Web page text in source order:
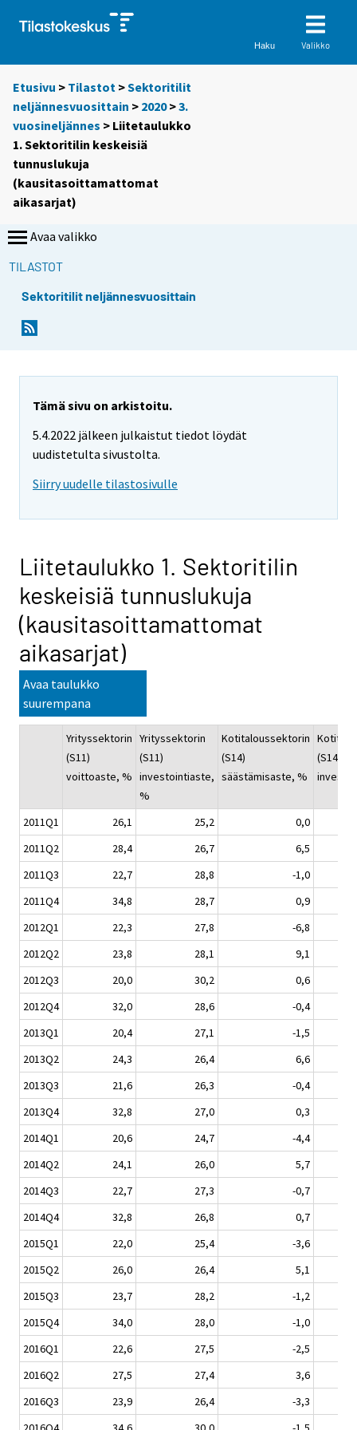
Haku Valikko
Etusivu > Tilastot >Sektoritilit
neljännesvuosittain > 2020>3.
vuosineljännes > Liitetaulukko
1. Sektoritilin keskeisiä
tunnuslukuja
(kausitasoittamattomat
aikasarjat)
Avaa valikko
TILASTOT
Sektoritilit neljännesvuosittain
Tämä sivu on arkistoitu.
5.4.2022 jälkeen julkaistut tiedot löydät
uudistetulta sivustolta.
Siirry uudelle tilastosivulle
Liitetaulukko 1. Sektoritilin
keskeisiä tunnuslukuja
(kausitasoittamattomat
aikasarjat)
Avaa taulukko
suurempana
Yrityssektorin
(S11)
voittoaste, %
Yrityssektorin
(S11)
investointiaste,
%
Kotitaloussektorin
(S14)
säästämisaste, %
(S14)
2011Q1 26,1 25,2
0,0
2011Q2
28,4 26,7
6,5
2011Q3
22,7 28,8
-1,0
2011Q4
34,8 28,7
0,9
2012Q1
22,3 27,8
-6,8
2012Q2
23,8 28,1
9,1
2012Q3
20,0 30,2
0,6
2012Q4
32,0 28,6
-0,4
2013Q1
20,4 27,1
-1,5
2013Q2
24,3 26,4
6,6
2013Q3
21,6 26,3
-0,4
2013Q4
32,8 27,0
0,3
2014Q1
20,6 24,7
-4,4
2014Q2
24,1 26,0
5,7
2014Q3
22,7 27,3
-0,7
2014Q4
32,8 26,8
0,7
2015Q1
22,0 25,4
-3,6
2015Q2
26,0 26,4
5,1
2015Q3
23,7 28,2
-1,2
2015Q4
34,0 28,0
-1,0
2016Q1
22,6 27,5
-2,5
2016Q2
27,5 27,4
3,6
2016Q3
23,9 26,4
-3,3